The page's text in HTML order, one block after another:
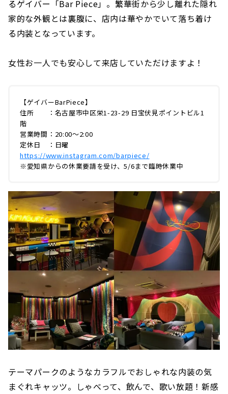
るゲイバー「Bar Piece」。繁華街から少し離れた隠れ
家的な外観とは裏腹に、店内は華やかでいて落ち着け
る内装となっています。
女性お一人でも安心して来店していただけますよ！
【ゲイバーBarPiece】
住所 ：名古屋市中区栄1-23-29 日宝伏見ポイントビル1
階
営業時間：20:00〜2:00
定休日 ：日曜
https://www.instagram.com/barpiece/
※愛知県からの休業要請を受け、5/6まで臨時休業中
テーマパークのようなカラフルでおしゃれな内装の気
まぐれキャッツ。しゃべって、飲んで、歌い放題！新感